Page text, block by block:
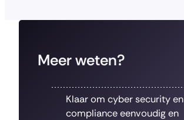
Meer weten?
Klaar om cyber security en
compliance eenvoudig en